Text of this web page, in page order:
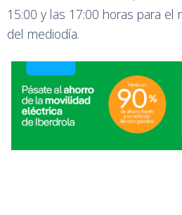
15:00 y las 17:00 horas para el
del mediodía.